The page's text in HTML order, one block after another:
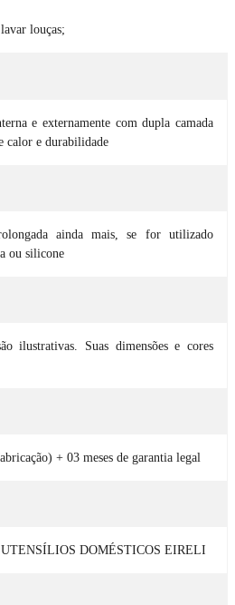
louças;
e externamente com dupla camada
calor e durabilidade
ainda mais, se for utilizado
ou silicone
ilustrativas. Suas dimensões e cores
+ 03 meses de garantia legal
DOMÉSTICOS EIRELI